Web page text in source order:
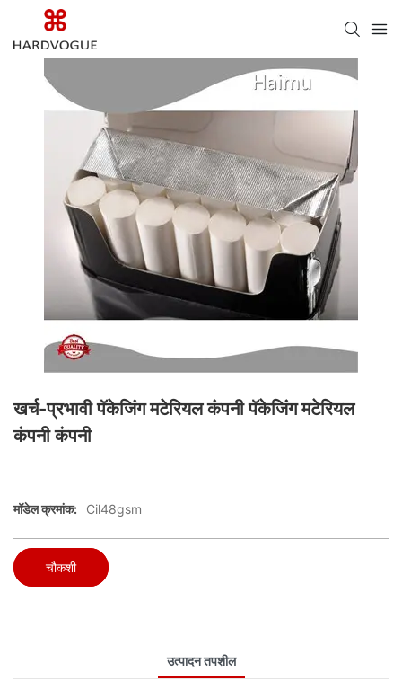
खर्च-प्रभावी पॅकेजिंग मटेरियल कंपनी पॅकेजिंग मटेरियल
कंपनी कंपनी
मॉडेल क्रमांक: Cil48gsm
चौकशी
उत्पादन तपशील